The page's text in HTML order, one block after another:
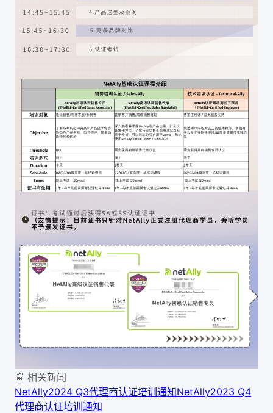
📰 相关新闻
NetAlly2024 Q3代理商认证培训通知NetAlly2023 Q4
代理商认证培训通知